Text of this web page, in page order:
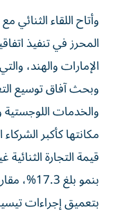
وأتاح اللقاء
المحرز في تنفيذ
وبحث آفاق توسيع
والخدمات
مكانتها كأكبر
بنمو بلغ
بتعميق إجراءات